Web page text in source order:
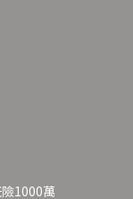
1000萬